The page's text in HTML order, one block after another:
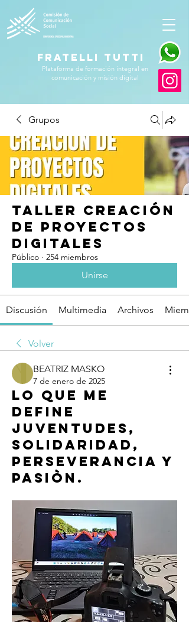
FRATELLI TUTTI
Plataforma de formación integral en
comunicación y misión digital
Grupos
Taller Creación
de Proyectos
Digitales
Público · 254 miembros
Unirse
Discusión Multimedia Archivos
Volver
BEATRIZ MASKO
7 de enero de 2025
Lo que me
define
Juventudes,
Solidaridad,
Perseverancia y
Pasiòn.